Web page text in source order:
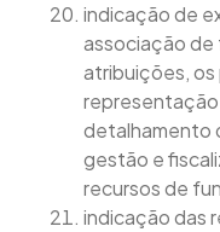
indicação de
associação de
atribuições, os
detalhamento
gestão e
recursos de
indicação das